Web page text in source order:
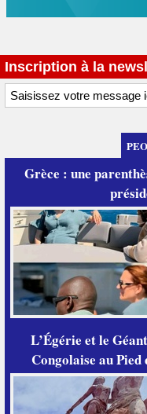
Inscription à la
Grèce : une
L’Égérie et le
Congolaise au